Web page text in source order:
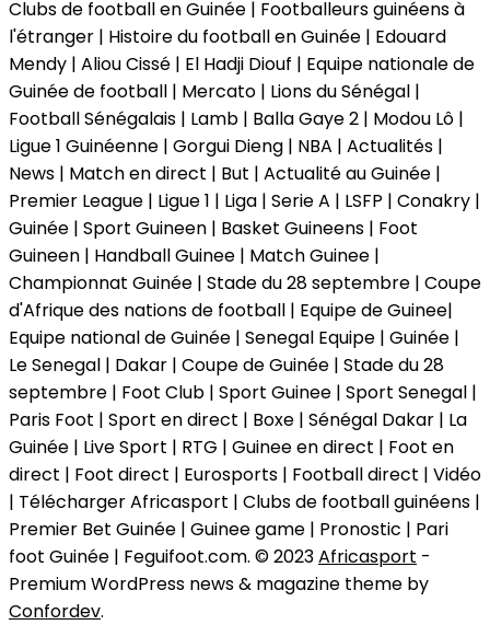
Clubs de football en Guinée | Footballeurs guinéens à
l'étranger | Histoire du football en Guinée | Edouard
Mendy | Aliou Cissé | El Hadji Diouf | Equipe nationale de
Guinée de football | Mercato | Lions du Sénégal |
Football Sénégalais | Lamb | Balla Gaye 2 | Modou Lô |
Ligue 1 Guinéenne | Gorgui Dieng | NBA | Actualités |
News | Match en direct | But | Actualité au Guinée |
Premier League | Ligue 1 | Liga | Serie A | LSFP | Conakry |
Guinée | Sport Guineen | Basket Guineens | Foot
Guineen | Handball Guinee | Match Guinee |
Championnat Guinée | Stade du 28 septembre | Coupe
d'Afrique des nations de football | Equipe de Guinee|
Equipe national de Guinée | Senegal Equipe | Guinée |
Le Senegal | Dakar | Coupe de Guinée | Stade du 28
septembre | Foot Club | Sport Guinee | Sport Senegal |
Paris Foot | Sport en direct | Boxe | Sénégal Dakar | La
Guinée | Live Sport | RTG | Guinee en direct | Foot en
direct | Foot direct | Eurosports | Football direct | Vidéo
| Télécharger Africasport | Clubs de football guinéens |
Premier Bet Guinée | Guinee game | Pronostic | Pari
foot Guinée | Feguifoot.com. © 2023Africasport -
Premium WordPress news & magazine theme by
Confordev.